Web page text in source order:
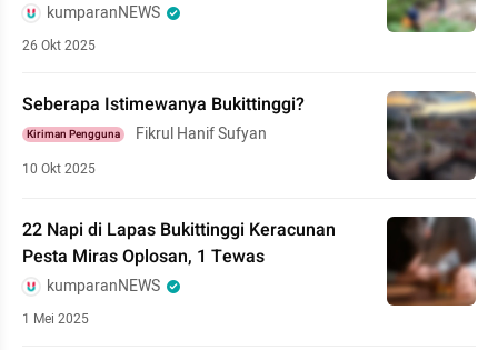
kumparanNEWS
26 Okt 2025
Seberapa Istimewanya Bukittinggi?
Kiriman Pengguna Fikrul Hanif Sufyan
10 Okt 2025
22 Napi di Lapas Bukittinggi Keracunan
Pesta Miras Oplosan, 1 Tewas
kumparanNEWS
1 Mei 2025